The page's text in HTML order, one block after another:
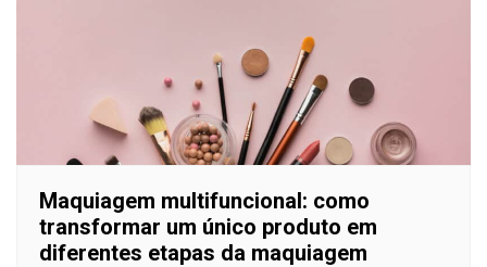
Maquiagem multifuncional: como
transformar um único produto em
diferentes etapas da maquiagem